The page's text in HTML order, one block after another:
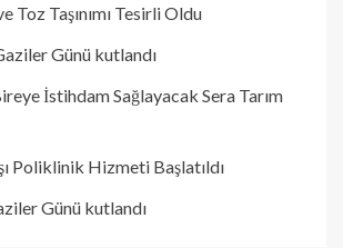
Toz Taşınımı Tesirli Oldu
Günü kutlandı
İstihdam Sağlayacak Sera Tarım
Poliklinik Hizmeti Başlatıldı
Günü kutlandı